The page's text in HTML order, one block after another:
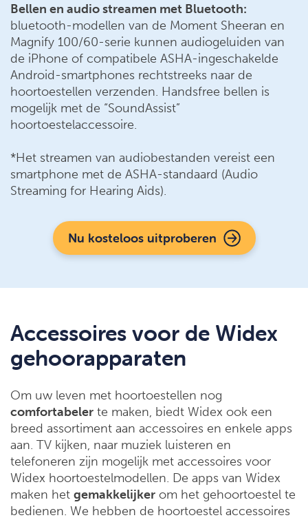
Bellen en audio streamen met Bluetooth:
bluetooth-modellen van de Moment Sheeran en
Magnify 100/60-serie kunnen audiogeluiden van
de iPhone of compatibele ASHA-ingeschakelde
Android-smartphones rechtstreeks naar de
hoortoestellen verzenden. Handsfree bellen is
mogelijk met de “SoundAssist”
hoortoestelaccessoire.
*Het streamen van audiobestanden vereist een
smartphone met de ASHA-standaard (Audio
Streaming for Hearing Aids).
Nu kosteloos uitproberen
Accessoires voor de Widex
gehoorapparaten
Om uw leven met hoortoestellen nog
comfortabeler te maken, biedt Widex ook een
breed assortiment aan accessoires en enkele apps
aan. TV kijken, naar muziek luisteren en
telefoneren zijn mogelijk met accessoires voor
Widex hoortoestelmodellen. De apps van Widex
maken het gemakkelijker om het gehoortoestel te
bedienen. We hebben de hoortoestel accessoires